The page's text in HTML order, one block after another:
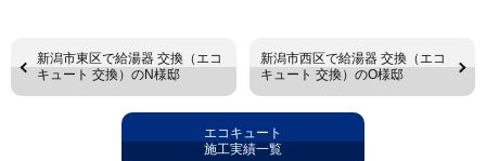
新潟市東区で給湯器 交換（エコ
キュート 交換）のN様邸
新潟市西区で給湯器 交換（エコ
キュート 交換）のO様邸
エコキュート
施工実績一覧